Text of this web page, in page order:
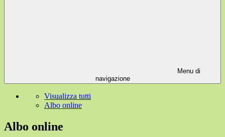
Menu di
navigazione
Visualizza tutti
Albo online
Albo online